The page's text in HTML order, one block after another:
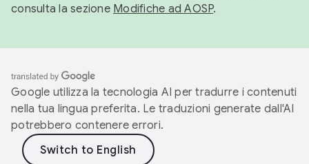
consulta la sezione Modifiche ad AOSP.
Google utilizza la tecnologia AI per tradurre i contenuti
nella tua lingua preferita. Le traduzioni generate dall'AI
potrebbero contenere errori.